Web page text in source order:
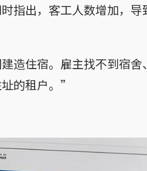
指出，客工人数增加，
造住宿。雇主找不到宿
的租户。”